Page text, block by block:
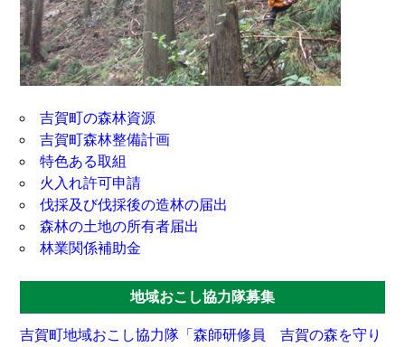
吉賀町の森林資源
吉賀町森林整備計画
特色ある取組
火入れ許可申請
伐採及び伐採後の造林の届出
森林の土地の所有者届出
林業関係補助金
地域おこし協力隊募集
吉賀町地域おこし協力隊「森師研修 員吉賀の森を守り